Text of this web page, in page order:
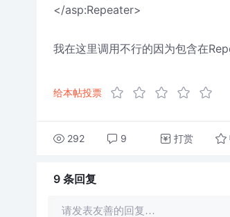
</asp:Repeater>
我在这里调用不行的因为包含在
给本帖投票
292 9 打赏
9 条回复
请发表友善的回复…